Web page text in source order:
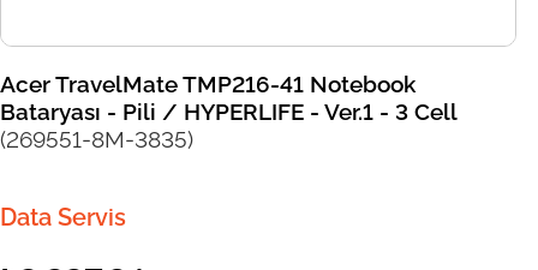
Acer TravelMate TMP216-41 Notebook
Bataryası - Pili / HYPERLIFE - Ver.1 - 3 Cell
(269551-8M-3835)
Data Servis